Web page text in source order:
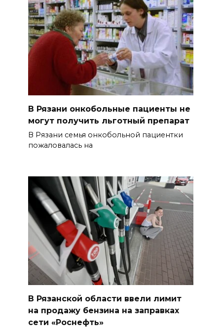
В Рязани онкобольные пациенты не
могут получить льготный препарат
В Рязани семья онкобольной пациентки
пожаловалась на
В Рязанской области ввели лимит
на продажу бензина на заправках
сети «Роснефть»